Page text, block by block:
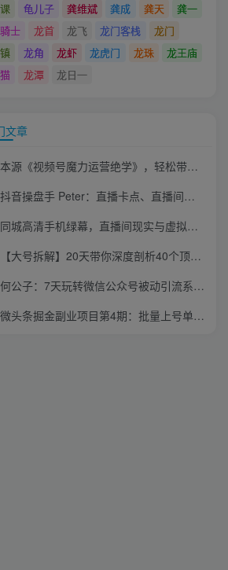
如何利用快手风景号，通过光合计划，实现单号月入1000+（附详细教程及制作软件）
【外贸站点】阿里国际站的建站步骤及整套优化
龟儿子 龚维斌 龚成 龚天
龚一
士
龙首 龙飞 龙门客栈
龙门
龙角 龙虾 龙虎门 龙珠
龙王庙
龙潭 龙日一
文章
本源《视频号魔力运营绝学》，轻松带你玩转视频号
抖音操盘手 Peter：直播卡点、直播间冷启动分享
同城高清手机绿幕，直播间现实与虚拟的混搭技术，老板商家必看！
【大号拆解】20天带你深度剖析40个顶级微信公众号
何公子：7天玩转微信公众号被动引流系统，日引100+精准流量
微头条掘金副业项目第4期：批量上号单天300-500收益，适合小白、上班族